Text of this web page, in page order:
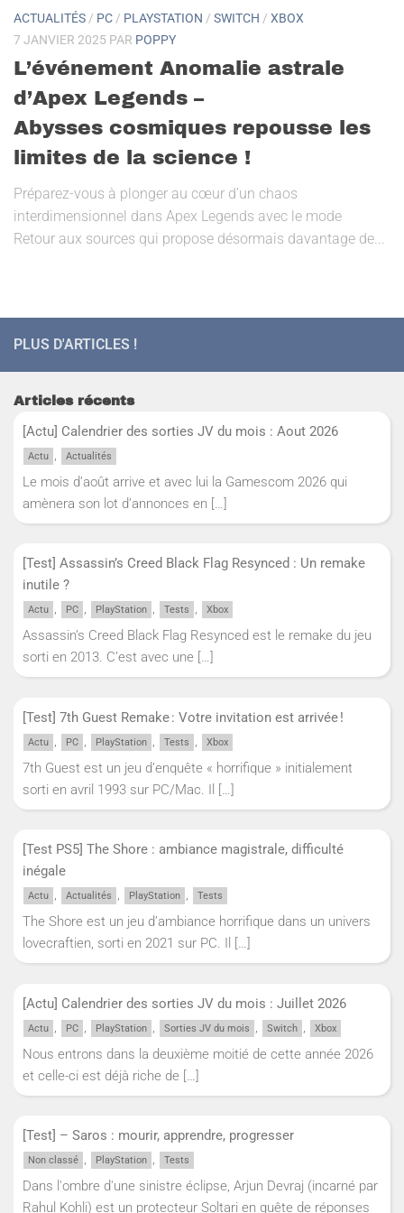
ACTUALITÉS / PC / PLAYSTATION / SWITCH / XBOX
7 JANVIER 2025 PAR POPPY
L’événement Anomalie astrale
d’Apex Legends –
Abysses cosmiques repousse les
limites de la science !
Préparez-vous à plonger au cœur d’un chaos
interdimensionnel dans Apex Legends avec le mode
Retour aux sources qui propose désormais davantage de...
PLUS D'ARTICLES !
Articles récents
[Actu] Calendrier des sorties JV du mois : Aout 2026
Actu , Actualités
Le mois d’août arrive et avec lui la Gamescom 2026 qui
amènera son lot d’annonces en […]
[Test] Assassin’s Creed Black Flag Resynced : Un remake
inutile ?
Actu , PC , PlayStation , Tests , Xbox
Assassin’s Creed Black Flag Resynced est le remake du jeu
sorti en 2013. C’est avec une […]
[Test] 7th Guest Remake : Votre invitation est arrivée !
Actu , PC , PlayStation , Tests , Xbox
7th Guest est un jeu d’enquête « horrifique » initialement
sorti en avril 1993 sur PC/Mac. Il […]
[Test PS5] The Shore : ambiance magistrale, difficulté
inégale
Actu , Actualités , PlayStation , Tests
The Shore est un jeu d’ambiance horrifique dans un univers
lovecraftien, sorti en 2021 sur PC. Il […]
[Actu] Calendrier des sorties JV du mois : Juillet 2026
Actu , PC , PlayStation , Sorties JV du mois , Switch , Xbox
Nous entrons dans la deuxième moitié de cette année 2026
et celle-ci est déjà riche de […]
[Test] – Saros : mourir, apprendre, progresser
Non classé , PlayStation , Tests
Dans l'ombre d'une sinistre éclipse, Arjun Devraj (incarné par
Rahul Kohli) est un protecteur Soltari en quête de réponses